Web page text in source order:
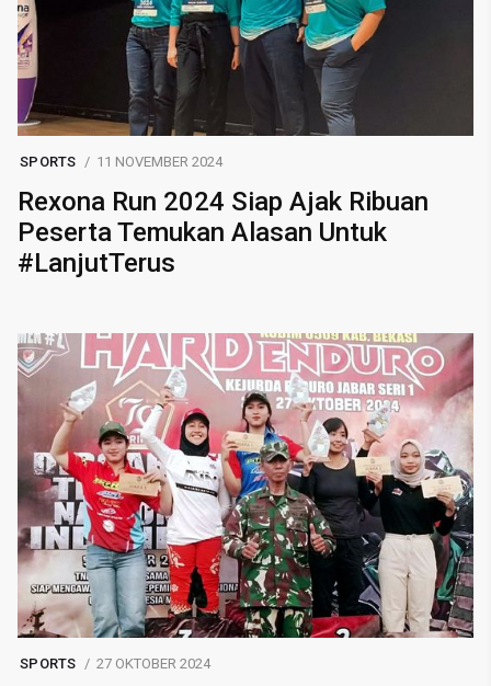
SPORTS 11 NOVEMBER 2024
Rexona Run 2024 Siap Ajak Ribuan
Peserta Temukan Alasan Untuk
#LanjutTerus
SPORTS 27 OKTOBER 2024